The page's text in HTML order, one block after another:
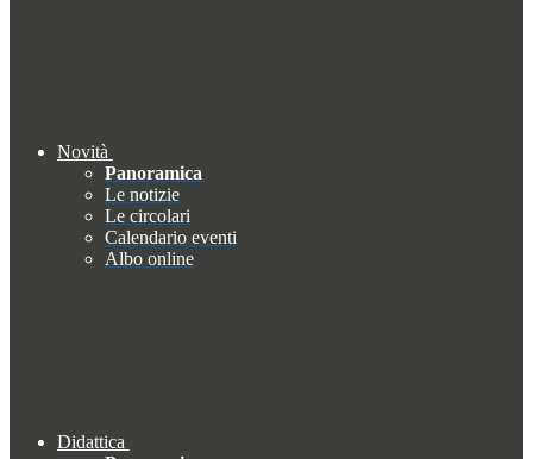
Novità
Panoramica
Le notizie
Le circolari
Calendario eventi
Albo online
Didattica